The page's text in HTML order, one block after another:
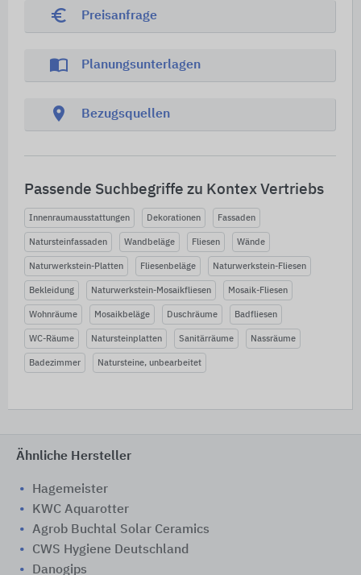
euro_symbol Preisanfrage
import_contacts Planungsunterlagen
location_on Bezugsquellen
Passende Suchbegriffe zu Kontex Vertriebs
Innenraumausstattungen Dekorationen Fassaden
Natursteinfassaden Wandbeläge Fliesen Wände
Naturwerkstein-Platten Fliesenbeläge Naturwerkstein-Fliesen
Bekleidung Naturwerkstein-Mosaikfliesen Mosaik-Fliesen
Wohnräume Mosaikbeläge Duschräume Badfliesen
WC-Räume Natursteinplatten Sanitärräume Nassräume
Badezimmer Natursteine, unbearbeitet
Ähnliche Hersteller
Hagemeister
KWC Aquarotter
Agrob Buchtal Solar Ceramics
CWS Hygiene Deutschland
Danogips